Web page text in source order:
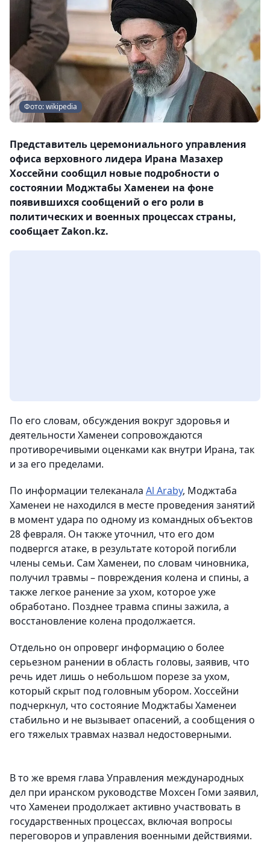
Фото: wikipedia
Представитель церемониального управления
офиса верховного лидера Ирана Мазахер
Хоссейни сообщил новые подробности о
состоянии Моджтабы Хаменеи на фоне
появившихся сообщений о его роли в
политических и военных процессах страны,
сообщает Zakon.kz.
По его словам, обсуждения вокруг здоровья и
деятельности Хаменеи сопровождаются
противоречивыми оценками как внутри Ирана, так
и за его пределами.
По информации телеканала Al Araby, Моджтаба
Хаменеи не находился в месте проведения занятий
в момент удара по одному из командных объектов
28 февраля. Он также уточнил, что его дом
подвергся атаке, в результате которой погибли
члены семьи. Сам Хаменеи, по словам чиновника,
получил травмы – повреждения колена и спины, а
также легкое ранение за ухом, которое уже
обработано. Позднее травма спины зажила, а
восстановление колена продолжается.
Отдельно он опроверг информацию о более
серьезном ранении в область головы, заявив, что
речь идет лишь о небольшом порезе за ухом,
который скрыт под головным убором. Хоссейни
подчеркнул, что состояние Моджтабы Хаменеи
стабильно и не вызывает опасений, а сообщения о
его тяжелых травмах назвал недостоверными.
В то же время глава Управления международных
дел при иранском руководстве Мохсен Гоми заявил,
что Хаменеи продолжает активно участвовать в
государственных процессах, включая вопросы
переговоров и управления военными действиями.